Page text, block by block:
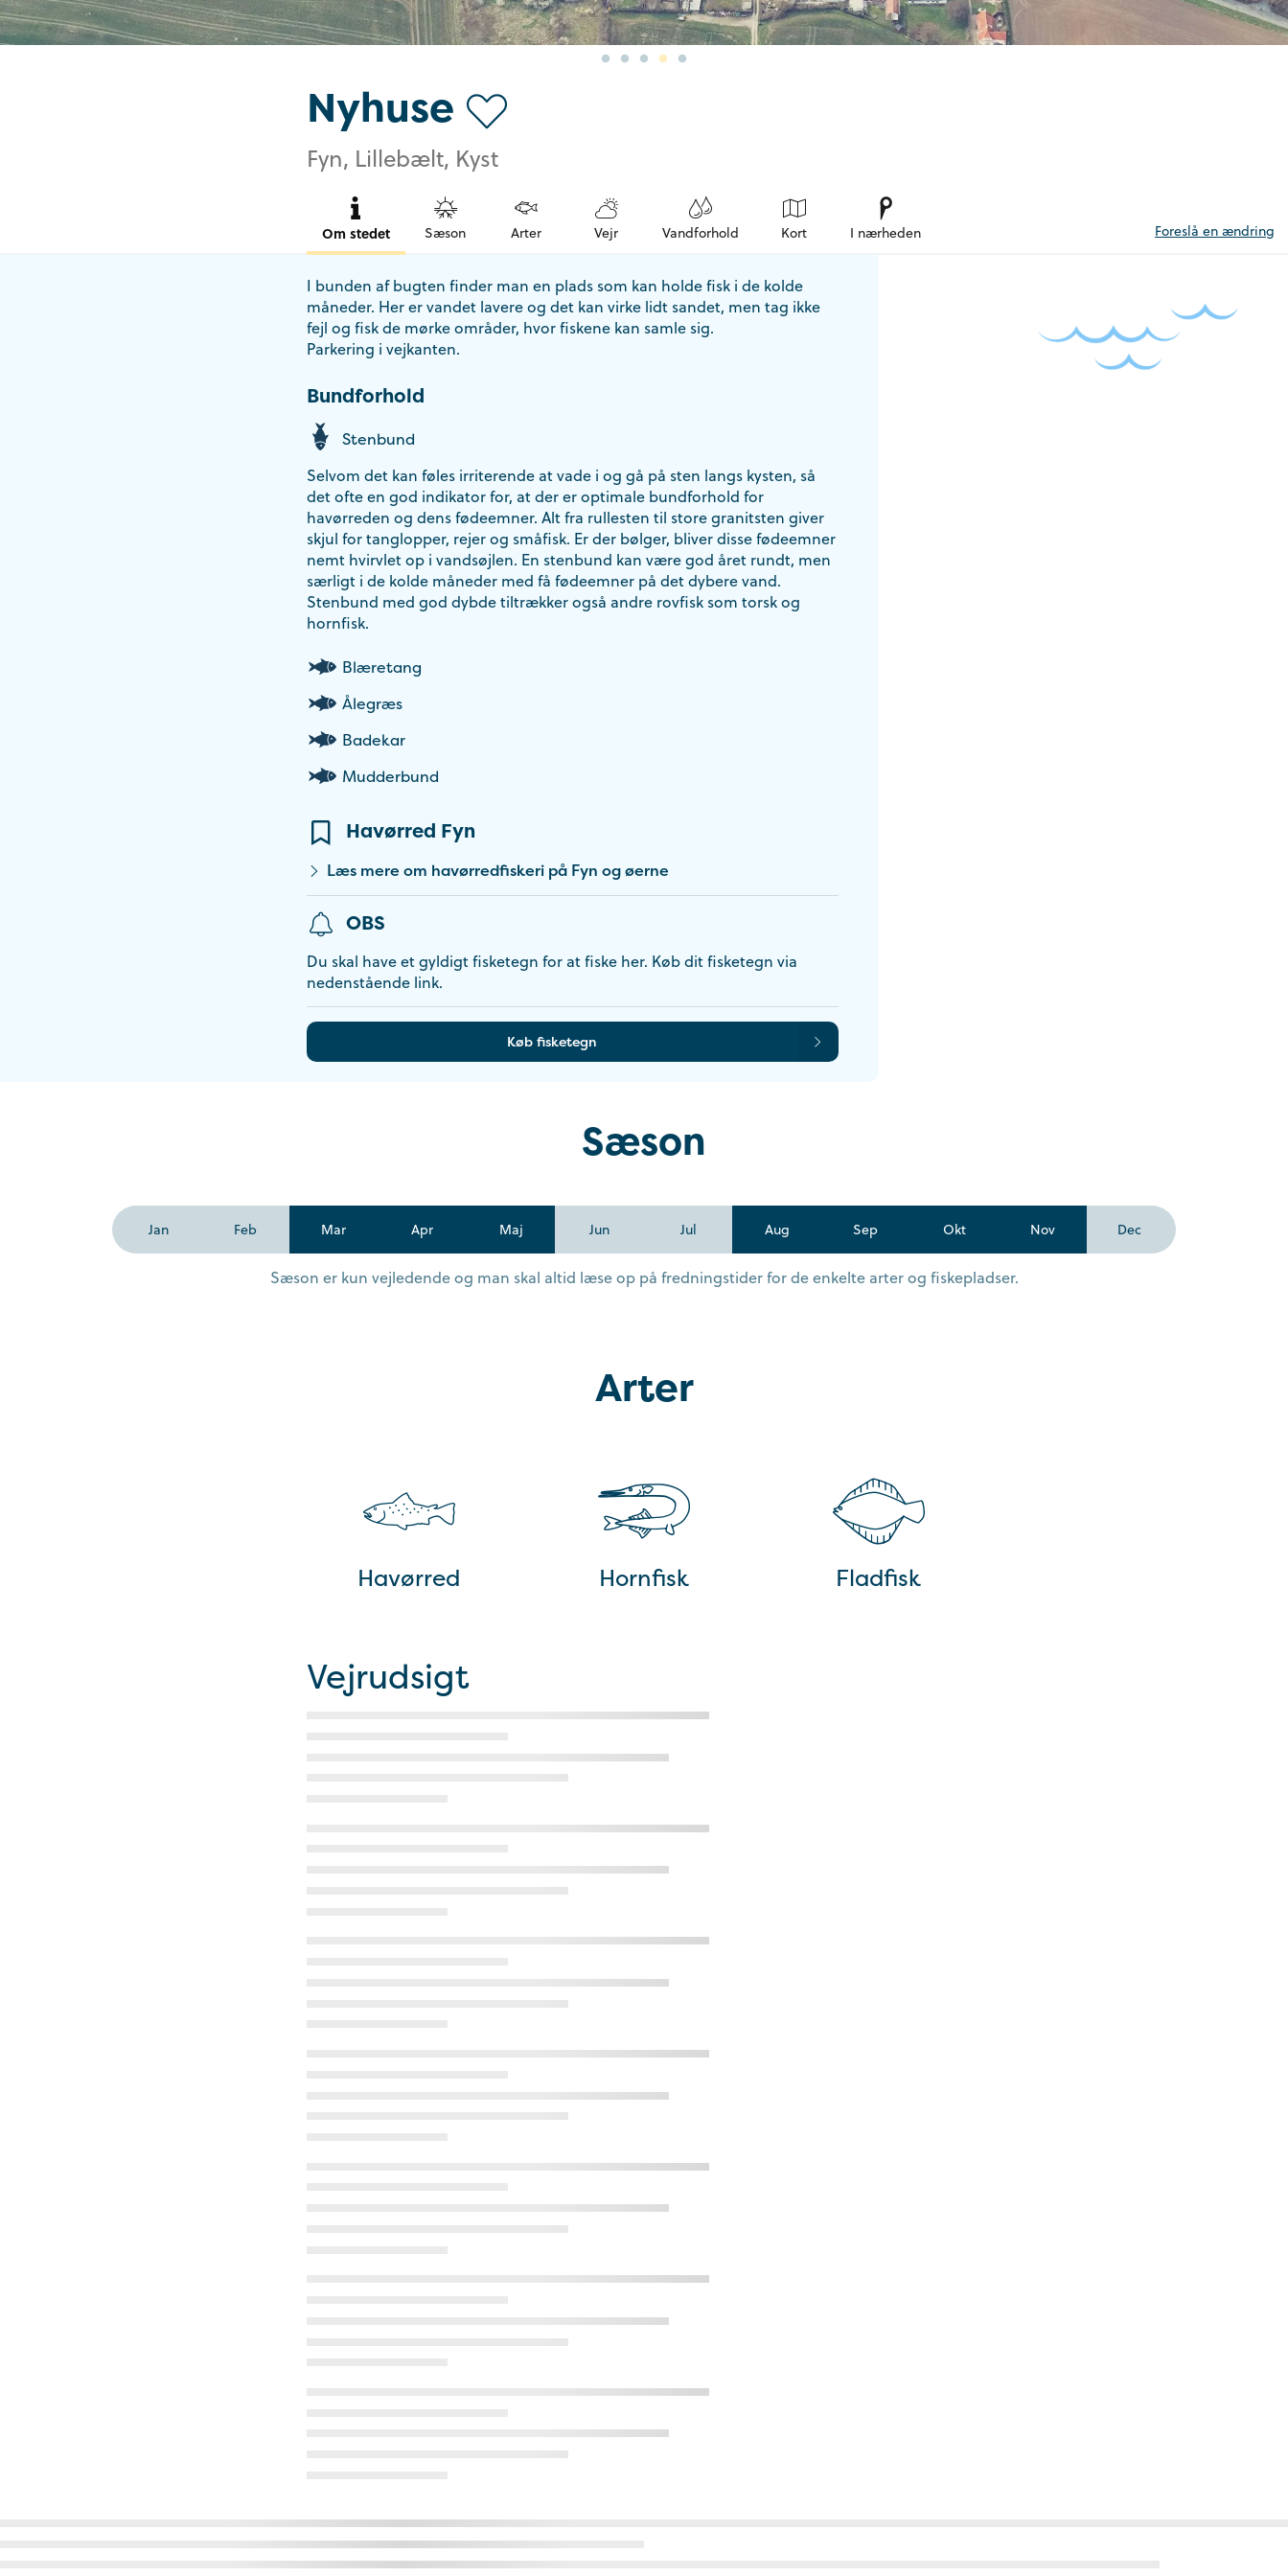
Nyhuse
Fyn, Lillebælt, Kyst
Om stedet Sæson Arter Vejr Vandforhold Kort I nærheden Foreslå en ændring
I bunden af bugten finder man en plads som kan holde fisk i de kolde
måneder. Her er vandet lavere og det kan virke lidt sandet, men tag ikke
fejl og fisk de mørke områder, hvor fiskene kan samle sig.
Parkering i vejkanten.
Bundforhold
Stenbund
Selvom det kan føles irriterende at vade i og gå på sten langs kysten, så
det ofte en god indikator for, at der er optimale bundforhold for
havørreden og dens fødeemner. Alt fra rullesten til store granitsten giver
skjul for tanglopper, rejer og småfisk. Er der bølger, bliver disse fødeemner
nemt hvirvlet op i vandsøjlen. En stenbund kan være god året rundt, men
særligt i de kolde måneder med få fødeemner på det dybere vand.
Stenbund med god dybde tiltrækker også andre rovfisk som torsk og
hornfisk.
Blæretang
Ålegræs
Badekar
Mudderbund
Havørred Fyn
Læs mere om havørredfiskeri på Fyn og øerne
OBS
Du skal have et gyldigt fisketegn for at fiske her. Køb dit fisketegn via
nedenstående link.
Køb fisketegn
Sæson
Jan Feb Mar Apr Maj Jun Jul Aug Sep Okt Nov Dec
Sæson er kun vejledende og man skal altid læse op på fredningstider for de enkelte arter og fiskepladser.
Arter
Havørred Hornfisk Fladfisk
Vejrudsigt